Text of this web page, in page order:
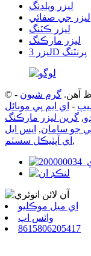
ليزر ويلڊنگ
ليزر جي صفائي
ليزر ڪٽنگ
ليزر مارڪنگ
ليزر 3D پرنٽنگ
گرم شيون -
- اي ايم پي موبائل
, گرين ليزر مارڪنگ
جو سامان, ايس ايل
اي آپٽيڪل سسٽم ,
اي ميل موڪليو
واٽس اپ
8615806205417